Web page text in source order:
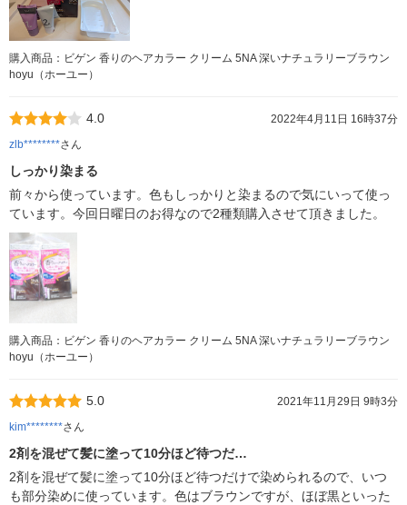
購入商品：ビゲン 香りのヘアカラー クリーム 5NA 深いナチュラリーブラウン
hoyu（ホーユー）
4.0
2022年4月11日 16時37分
zlb********さん
しっかり染まる
前々から使っています。色もしっかりと染まるので気にいって使っ
ています。今回日曜日のお得なので2種類購入させて頂きました。
購入商品：ビゲン 香りのヘアカラー クリーム 5NA 深いナチュラリーブラウン
hoyu（ホーユー）
5.0
2021年11月29日 9時3分
kim********さん
2剤を混ぜて髪に塗って10分ほど待つだ…
2剤を混ぜて髪に塗って10分ほど待つだけで染められるので、いつ
も部分染めに使っています。色はブラウンですが、ほぼ黒といった